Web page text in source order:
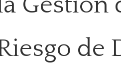
de